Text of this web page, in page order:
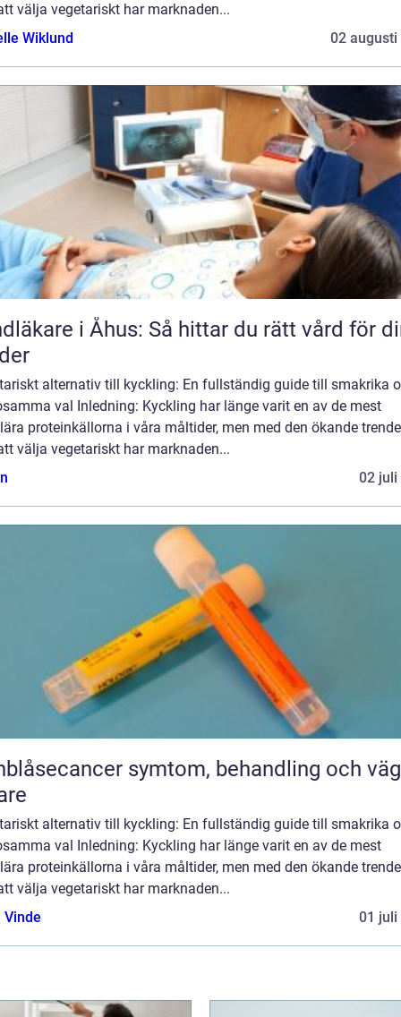
välja vegetariskt har marknaden...
Wiklund
02 augusti
i Åhus: Så hittar du rätt vård för
alternativ till kyckling: En fullständig guide till smakrika
val Inledning: Kyckling har länge varit en av de mest
proteinkällorna i våra måltider, men med den ökande
välja vegetariskt har marknaden...
02 juli
symtom, behandling och vägen
alternativ till kyckling: En fullständig guide till smakrika
val Inledning: Kyckling har länge varit en av de mest
proteinkällorna i våra måltider, men med den ökande
välja vegetariskt har marknaden...
Vinde
01 juli